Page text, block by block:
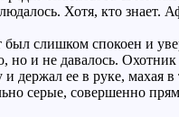
Хотя, кто знает.
слишком спокоен и
и не давалось. Охотник
держал ее в руке, махая в
серые, совершенно